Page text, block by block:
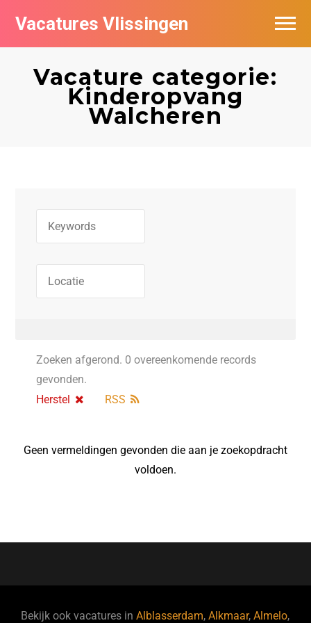
Vacatures Vlissingen
Vacature categorie:
Kinderopvang
Walcheren
Zoeken afgerond. 0 overeenkomende records
gevonden.
Herstel
RSS
Geen vermeldingen gevonden die aan je zoekopdracht
voldoen.
Bekijk ook vacatures inAlblasserdam,Alkmaar,Almelo,